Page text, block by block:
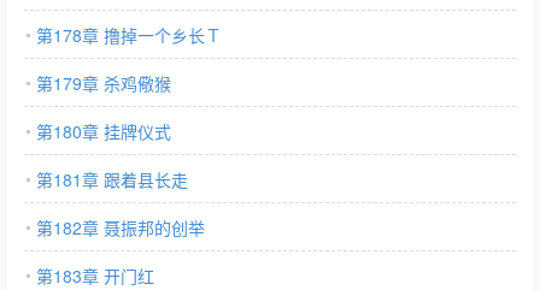
第178章 撸掉一个乡长Ｔ
第179章 杀鸡儆猴
第180章 挂牌仪式
第181章 跟着县长走
第182章 聂振邦的创举
第183章 开门红